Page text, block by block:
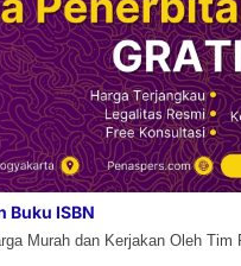
Buku ISBN
Murah dan Kerjakan Oleh Tim